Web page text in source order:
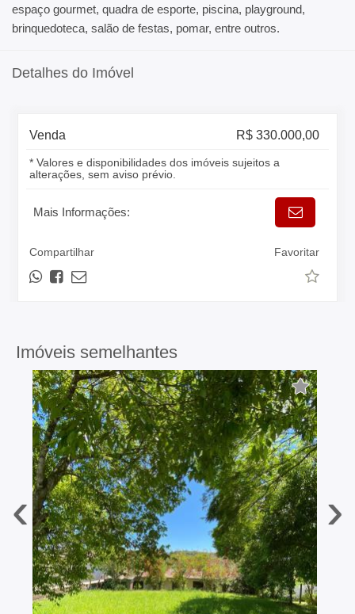
espaço gourmet, quadra de esporte, piscina, playground,
brinquedoteca, salão de festas, pomar, entre outros.
Detalhes do Imóvel
Venda R$ 330.000,00
* Valores e disponibilidades dos imóveis sujeitos a
alterações, sem aviso prévio.
Mais Informações:
Compartilhar Favoritar
Imóveis semelhantes
‹ ›